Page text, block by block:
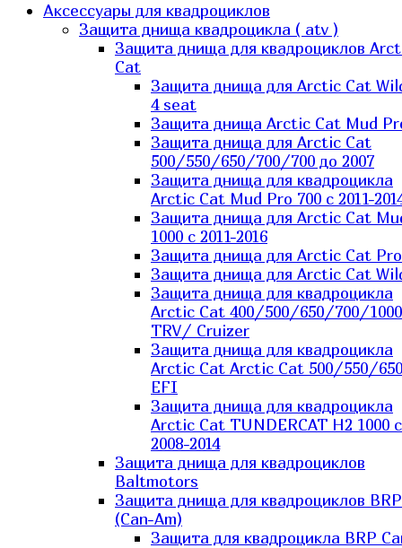
Аксессуары для квадроциклов
Защита днища квадроцикла ( atv )
Защита днища для квадроциклов
Cat
Защита днища для Arctic Cat
4 seat
Защита днища Arctic Cat Mud
Защита днища для Arctic Cat
500/550/650/700/700 до 2007
Защита днища для квадроцикла
Arctic Cat Mud Pro 700 с 2011-
Защита днища для Arctic Cat
1000 c 2011-2016
Защита днища для Arctic Cat
Защита днища для Arctic Cat
Защита днища для квадроцикла
Arctic Cat 400/500/650/700/1000
TRV/ Cruizer
Защита днища для квадроцикла
Arctic Cat Arctic Cat 500/550/
EFI
Защита днища для квадроцикла
Arctic Cat TUNDERCAT H2 1000 c
2008-2014
Защита днища для квадроциклов
Baltmotors
Защита днища для квадроциклов BRP
(Can-Am)
Защита для квадроцикла BRP